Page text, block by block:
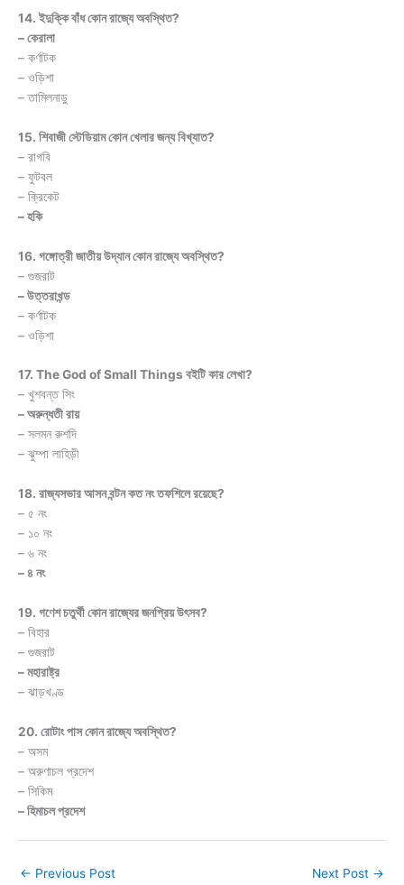
14. ইদুক্কি বাঁধ কোন রাজ্যে অবস্থিত?
– কেরালা
– কর্ণাটক
– ওড়িশা
– তামিলনাড়ু
15. শিবাজী স্টেডিয়াম কোন খেলার জন্য বিখ্যাত?
– রাগবি
– ফুটবল
– ক্রিকেট
– হকি
16. গঙ্গোত্রী জাতীয় উদ্যান কোন রাজ্যে অবস্থিত?
– গুজরাট
– উত্তরাখন্ড
– কর্ণাটক
– ওড়িশা
17. The God of Small Things বইটি কার লেখা?
– খুশবন্ত সিং
– অরুন্ধতী রায়
– সলমন রুশদি
– ঝুম্পা লাহিড়ী
18. রাজ্যসভার আসন বন্টন কত নং তফশিলে রয়েছে?
– ৫ নং
– ১০ নং
– ৬ নং
– ৪ নং
19. গণেশ চতুর্থী কোন রাজ্যের জনপ্রিয় উৎসব?
– বিহার
– গুজরাট
– মহারাষ্ট্র
– ঝাড়খণ্ড
20. রোটাং পাস কোন রাজ্যে অবস্থিত?
– অসম
– অরুণাচল প্রদেশ
– সিকিম
– হিমাচল প্রদেশ
← Previous Post Next Post →